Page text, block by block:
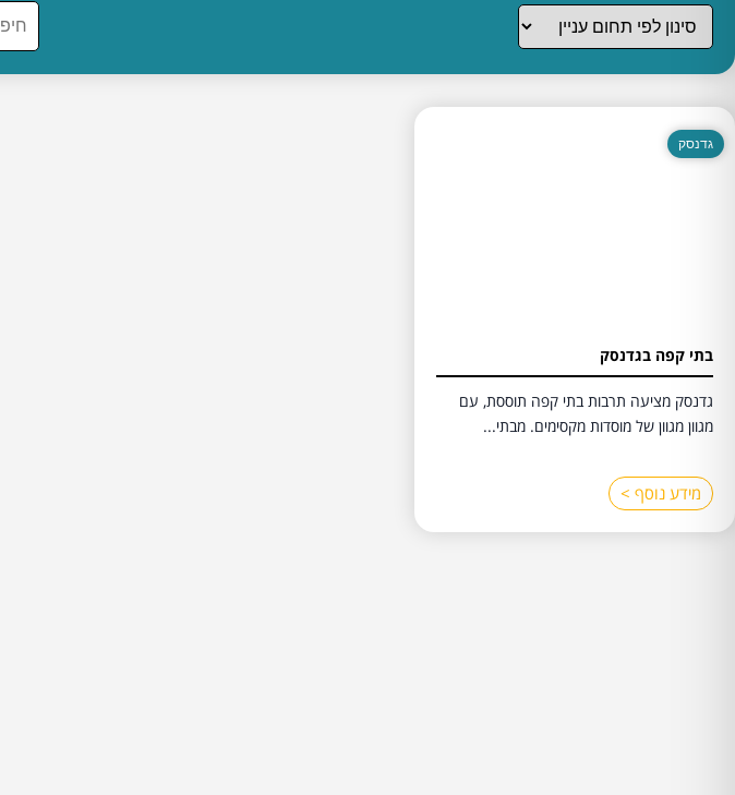
גדנסק
בתי קפה בגדנסק
גדנסק מציעה תרבות בתי קפה תוססת, עם
מגוון מגוון של מוסדות מקסימים. מבתי...
מידע נוסף >